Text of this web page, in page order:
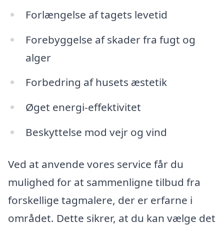
Forlængelse af tagets levetid
Forebyggelse af skader fra fugt og
alger
Forbedring af husets æstetik
Øget energi-effektivitet
Beskyttelse mod vejr og vind
Ved at anvende vores service får du
mulighed for at sammenligne tilbud fra
forskellige tagmalere, der er erfarne i
området. Dette sikrer, at du kan vælge det